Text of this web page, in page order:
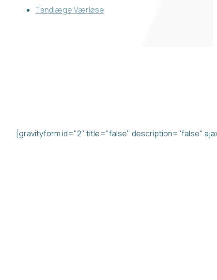
Tandlæge Værløse
[gravityform id="2" title="false" description="false"